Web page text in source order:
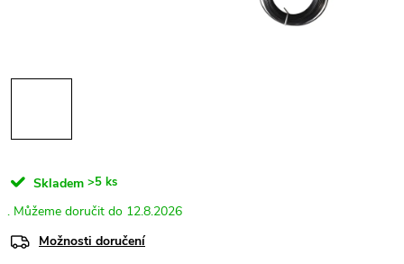
Skladem >5 ks
12.8.2026
Možnosti doručení